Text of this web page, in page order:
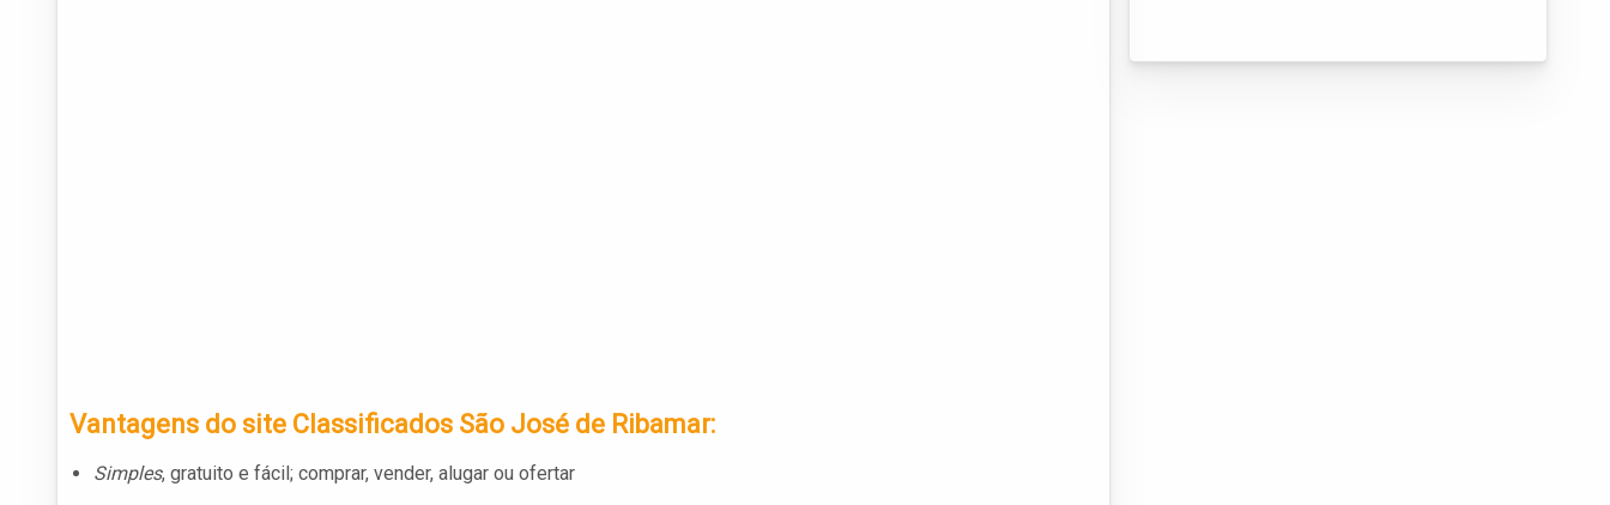
Vantagens do site Classificados São José de Ribamar:
Simples, gratuito e fácil; comprar, vender, alugar ou ofertar